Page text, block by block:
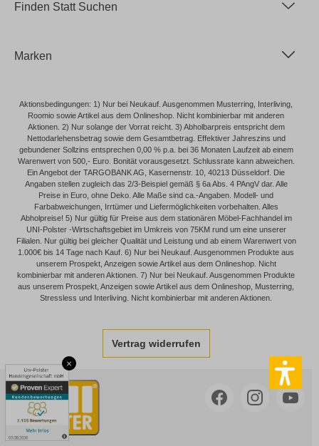
×
Finden Statt Suchen
Marken
Aktionsbedingungen: 1) Nur bei Neukauf. Ausgenommen Musterring, Interliving,
Roomio sowie Artikel aus dem Onlineshop. Nicht kombinierbar mit anderen
Aktionen. 2) Nur solange der Vorrat reicht. 3) Abholbarpreis entspricht dem
Nettodarlehensbetrag sowie dem Gesamtbetrag. Effektiver Jahreszins und
gebundener Sollzins entsprechen 0,00 % p.a. bei 36 Monaten Laufzeit ab einem
Warenwert von 500,- Euro. Bonität vorausgesetzt. Schlussrate kann abweichen.
Ein Angebot der TARGOBANK AG, Kasernenstr. 10, 40213 Düsseldorf. Die
Angaben stellen zugleich das 2/3-Beispiel gemäß § 6a Abs. 4 PAngV dar. Alle
Preise in Euro, ohne Deko. Alle Maße sind ca.-Angaben. Modell- und
Farbabweichungen, Irrtümer und Liefermöglichkeiten vorbehalten. Alles
Abholpreise! 5) Nur gültig für Preise aus dem stationären Möbel-Fachhandel im
UNI-Polster -Wirtschaftsgebiet im Umkreis von 75KM rund um eine unserer
Filialen. Nur gültig bei gleicher Qualität und Leistung und ab einem Warenwert von
1.000€ bis 14 Tage nach Kauf. 6) Nur bei Neukauf. Ausgenommen Produkte aus
unserem Prospekt, Anzeigen sowie Artikel aus dem Onlineshop. Nicht
kombinierbar mit anderen Aktionen. 7) Nur bei Neukauf. Ausgenommen Produkte
aus unserem Prospekt, Anzeigen sowie Artikel aus dem Onlineshop, Musterring,
Stressless und Interliving. Nicht kombinierbar mit anderen Aktionen.
Vertrag widerrufen